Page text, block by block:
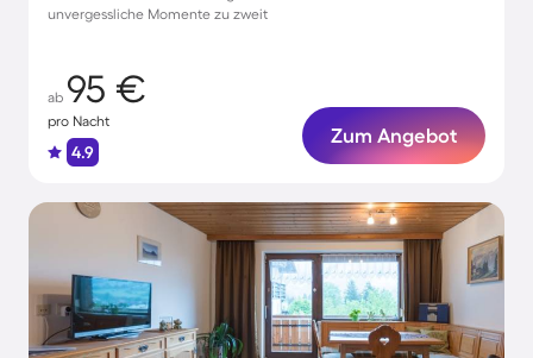
unvergessliche Momente zu zweit
ab 95 €
pro Nacht
4.9
Zum Angebot